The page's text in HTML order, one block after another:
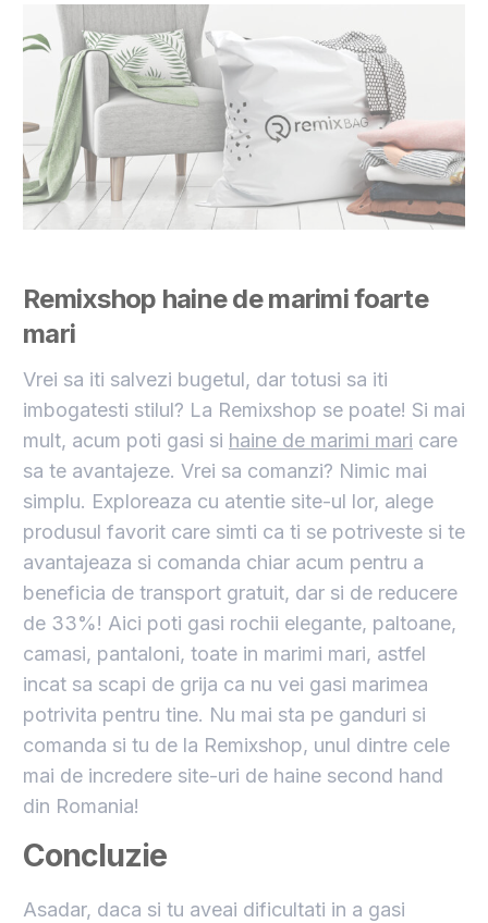
Remixshop haine de marimi foarte
mari
Vrei sa iti salvezi bugetul, dar totusi sa iti
imbogatesti stilul? La Remixshop se poate! Si mai
mult, acum poti gasi si haine de marimi mari care
sa te avantajeze. Vrei sa comanzi? Nimic mai
simplu. Exploreaza cu atentie site-ul lor, alege
produsul favorit care simti ca ti se potriveste si te
avantajeaza si comanda chiar acum pentru a
beneficia de transport gratuit, dar si de reducere
de 33%! Aici poti gasi rochii elegante, paltoane,
camasi, pantaloni, toate in marimi mari, astfel
incat sa scapi de grija ca nu vei gasi marimea
potrivita pentru tine. Nu mai sta pe ganduri si
comanda si tu de la Remixshop, unul dintre cele
mai de incredere site-uri de haine second hand
din Romania!
Concluzie
Asadar, daca si tu aveai dificultati in a gasi